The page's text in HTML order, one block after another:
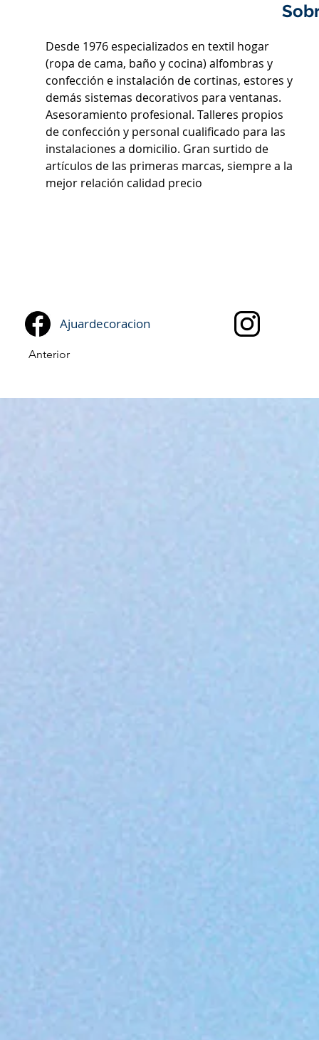
Desde 1976 especializados en textil hogar
(ropa de cama, baño y cocina) alfombras y
confección e instalación de cortinas, estores y
demás sistemas decorativos para ventanas.
Asesoramiento profesional. Talleres propios
de confección y personal cualificado para las
instalaciones a domicilio. Gran surtido de
artículos de las primeras marcas, siempre a la
mejor relación calidad precio
Anterior
Ajuardecoracion